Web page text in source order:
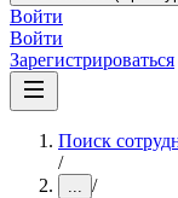
Войти
Войти
Зарегистрироваться
Поиск
/
... /